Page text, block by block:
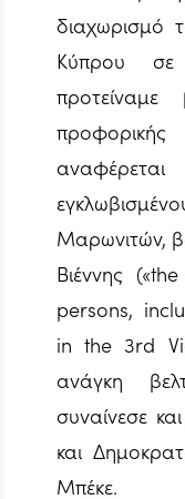
διαχωρισμό
Κύπρου σε
προτείναμε
Μαρωνιτών,
Βιέννης
persons,
in the 3rd
ανάγκη
συναίνεσε
και
Μπέκε.